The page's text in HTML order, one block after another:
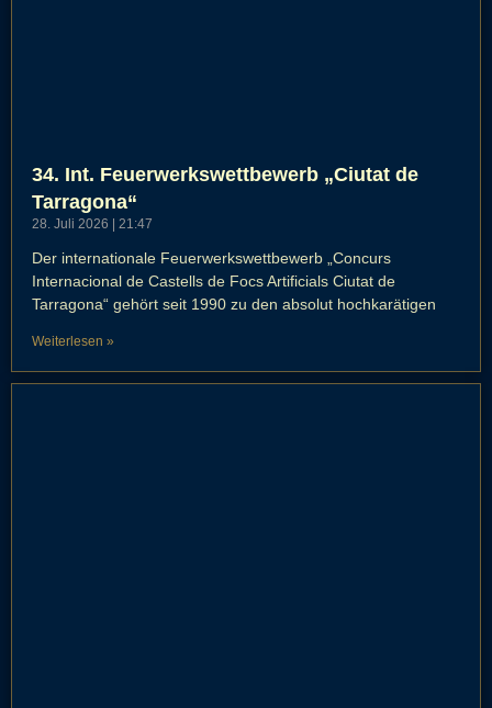
34. Int. Feuerwerkswettbewerb „Ciutat de
Tarragona“
28. Juli 2026 21:47
Der internationale Feuerwerkswettbewerb „Concurs
Internacional de Castells de Focs Artificials Ciutat de
Tarragona“ gehört seit 1990 zu den absolut hochkarätigen
Weiterlesen »